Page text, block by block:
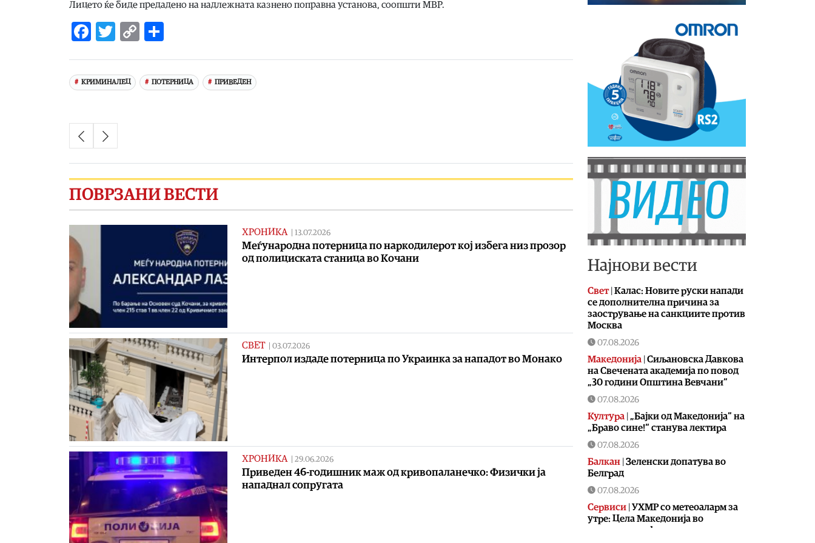
Лицето ќе биде предадено на надлежната казнено поправна установа, соопшти МВР.
Facebook
Twitter
Copy
КРИМИНАЛЕЦ ПОТЕРНИЦА ПРИВЕДЕН
ПОВРЗАНИ ВЕСТИ
ХРОНИКА 13.07.2026
Меѓународна потерница по наркодилерот кој избега низ прозор
од полициската станица во Кочани
СВЕТ 03.07.2026
Интерпол издаде потерница по Украинка за нападот во Монако
ХРОНИКА 29.06.2026
Приведен 46-годишник маж од кривопаланечко: Физички ја
нападнал сопругата
Најнови вести
Свет| Калас: Новите руски напади
се дополнителна причина за
заострување на санкциите против
Москва
07.08.2026
Македонија | Сиљановска Давкова
на Свечената академија по повод
„30 години Општина Вевчани“
07.08.2026
Култура | „Бајки од Македонија“ на
„Браво сине!“ станува лектира
07.08.2026
Балкан | Зеленски допатува во
Белград
07.08.2026
Сервиси | УХМР со метеоаларм за
утре: Цела Македонија во
портокалова фаза